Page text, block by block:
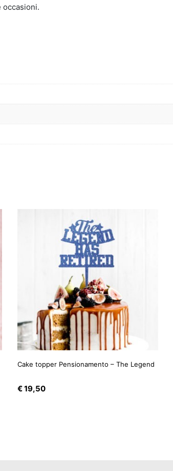
Cake topper Pensionamento – The Legend
€19,50